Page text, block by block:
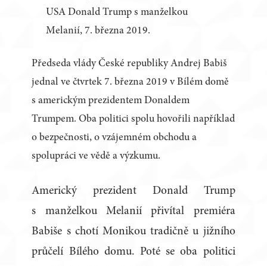
USA Donald Trump s manželkou
Melanií, 7. března 2019.
Předseda vlády České republiky Andrej Babiš
jednal ve čtvrtek 7. března 2019 v Bílém domě
s americkým prezidentem Donaldem
Trumpem. Oba politici spolu hovořili například
o bezpečnosti, o vzájemném obchodu a
spolupráci ve vědě a výzkumu.
Americký prezident Donald Trump
s manželkou Melanií přivítal premiéra
Babiše s chotí Monikou tradičně u jižního
průčelí Bílého domu. Poté se oba politici